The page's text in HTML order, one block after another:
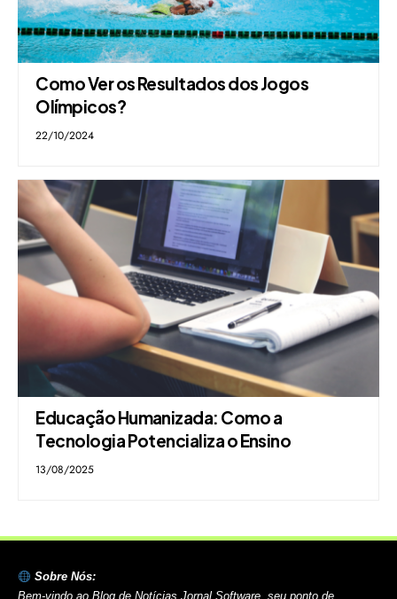
Como Ver os Resultados dos Jogos
Olímpicos?
22/10/2024
Educação Humanizada: Como a
Tecnologia Potencializa o Ensino
13/08/2025
Sobre Nós:
Bem-vindo ao Blog de Notícias Jornal Software, seu ponto de